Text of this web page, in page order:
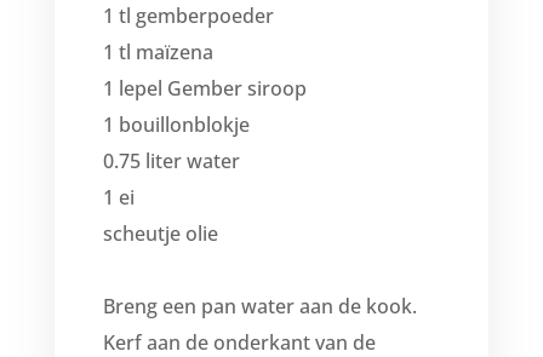
1 tl gemberpoeder
1 tl maïzena
1 lepel Gember siroop
1 bouillonblokje
0.75 liter water
1 ei
scheutje olie
Breng een pan water aan de kook.
Kerf aan de onderkant van de